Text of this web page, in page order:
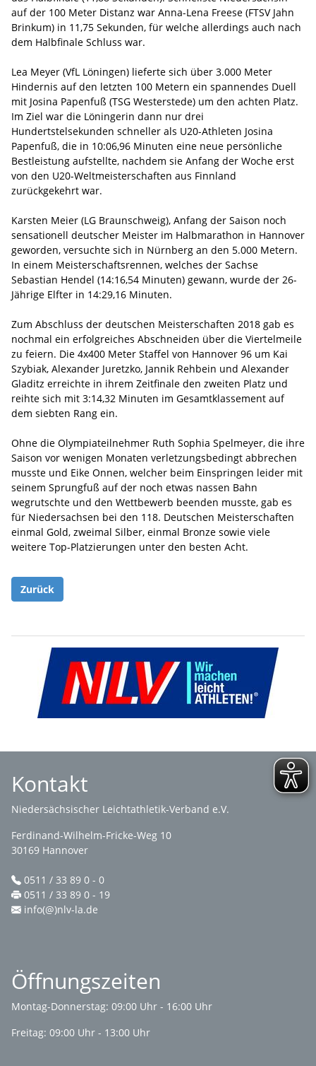
auf der 100 Meter Distanz war Anna-Lena Freese (FTSV Jahn
Brinkum) in 11,75 Sekunden, für welche allerdings auch nach
dem Halbfinale Schluss war.
Lea Meyer (VfL Löningen) lieferte sich über 3.000 Meter
Hindernis auf den letzten 100 Metern ein spannendes Duell
mit Josina Papenfuß (TSG Westerstede) um den achten Platz.
Im Ziel war die Löningerin dann nur drei
Hundertstelsekunden schneller als U20-Athleten Josina
Papenfuß, die in 10:06,96 Minuten eine neue persönliche
Bestleistung aufstellte, nachdem sie Anfang der Woche erst
von den U20-Weltmeisterschaften aus Finnland
zurückgekehrt war.
Karsten Meier (LG Braunschweig), Anfang der Saison noch
sensationell deutscher Meister im Halbmarathon in Hannover
geworden, versuchte sich in Nürnberg an den 5.000 Metern.
In einem Meisterschaftsrennen, welches der Sachse
Sebastian Hendel (14:16,54 Minuten) gewann, wurde der 26-
Jährige Elfter in 14:29,16 Minuten.
Zum Abschluss der deutschen Meisterschaften 2018 gab es
nochmal ein erfolgreiches Abschneiden über die Viertelmeile
zu feiern. Die 4x400 Meter Staffel von Hannover 96 um Kai
Szybiak, Alexander Juretzko, Jannik Rehbein und Alexander
Gladitz erreichte in ihrem Zeitfinale den zweiten Platz und
reihte sich mit 3:14,32 Minuten im Gesamtklassement auf
dem siebten Rang ein.
Ohne die Olympiateilnehmer Ruth Sophia Spelmeyer, die ihre
Saison vor wenigen Monaten verletzungsbedingt abbrechen
musste und Eike Onnen, welcher beim Einspringen leider mit
seinem Sprungfuß auf der noch etwas nassen Bahn
wegrutschte und den Wettbewerb beenden musste, gab es
für Niedersachsen bei den 118. Deutschen Meisterschaften
einmal Gold, zweimal Silber, einmal Bronze sowie viele
weitere Top-Platzierungen unter den besten Acht.
Zurück
Kontakt
Niedersächsischer Leichtathletik-Verband e.V.
Ferdinand-Wilhelm-Fricke-Weg 10
30169 Hannover
0511 / 33 89 0 - 0
0511 / 33 89 0 - 19
info(@)nlv-la.de
Öffnungszeiten
Montag-Donnerstag: 09:00 Uhr - 16:00 Uhr
Freitag: 09:00 Uhr - 13:00 Uhr